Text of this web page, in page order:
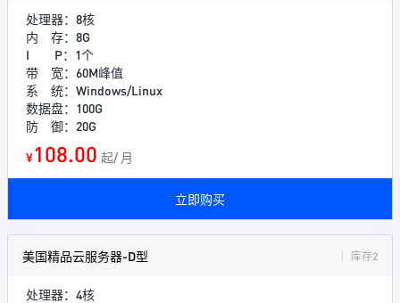
处理器：8核
内 存：8G
I P：1个
带 宽：60M峰值
系 统：Windows/Linux
数据盘：100G
防 御：20G
¥108.00 起/ 月
立即购买
美国精品云服务器-D型 库存2
处理器：4核